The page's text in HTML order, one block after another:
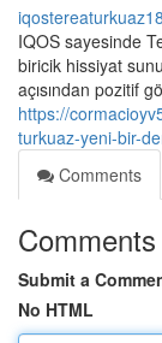
IQOS sayesinde
biricik hissiyat
açısından pozitif
https://
turkuaz-yeni-bir-
Comments
Comments
Submit a
No HTML